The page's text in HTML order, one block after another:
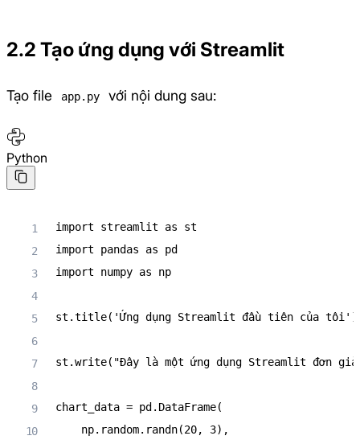
2.2 Tạo ứng dụng với Streamlit
Tạo file app.py với nội dung sau:
Python
import streamlit as
import pandas as
pd
import numpy as np
st .title( 'Ứng dụng Streamlit đầu tiên của tôi' )
st .write( "Đây là một ứng dụng Streamlit đơn
chart_data = pd. DataFrame(
    np
. random. randn(20, 3) ,